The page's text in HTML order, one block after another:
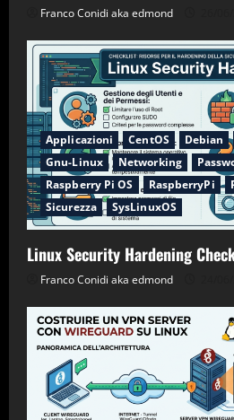
Franco Conidi aka edmond
Applicazioni CentOS Debian
Gnu-Linux
Networking
Raspberry Pi OS
RaspberryPi
Sicurezza
SysLinuxOS
Linux Security Hardening
Franco Conidi aka edmond